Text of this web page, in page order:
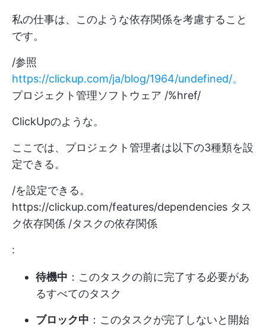
私の仕事は、このような依存関係を考慮すること
です。
/参照
https://clickup.com/ja/blog/1964/undefined/。
プロジェクト管理ソフトウェア /%href/
ClickUpのような。
ここでは、プロジェクト管理者は以下の3種類を設
定できる。
/を設定できる。
https://clickup.com/features/dependencies タス
ク依存関係 /タスクの依存関係
:
待機中 ：このタスクの前に完了する必要があ
るすべてのタスク
ブロック中 ：このタスクが完了しないと開始